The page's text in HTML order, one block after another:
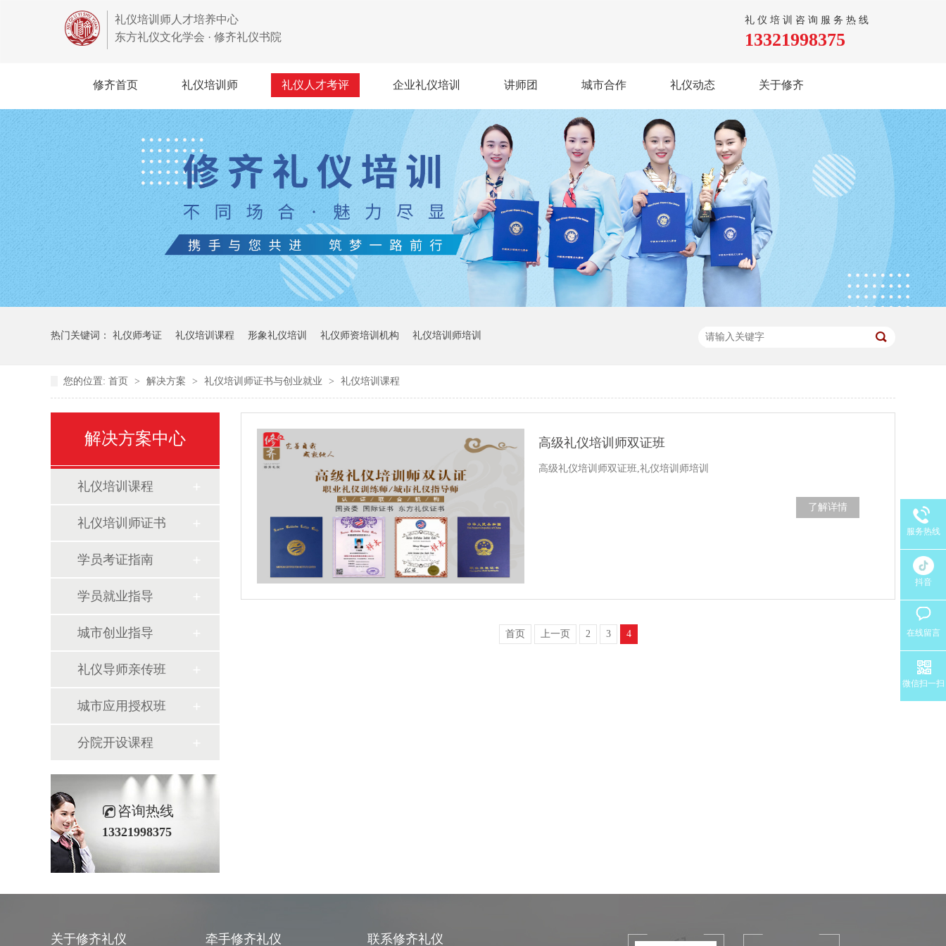
礼仪培训师人才培养中心
东方礼仪文化学会 · 修齐礼仪书院
礼仪培训咨询服务热线
13321998375
修齐首页 礼仪培训师 礼仪人才考评 企业礼仪培训 讲师团 城市合作 礼仪动态 关于修齐
热门关键词： 礼仪师考证 礼仪培训课程 形象礼仪培训 礼仪师资培训机构 礼仪培训师培训
您的位置: 首页 > 解决方案 > 礼仪培训师证书与创业就业 > 礼仪培训课程
解决方案中心
礼仪培训课程
礼仪培训师证书
学员考证指南
学员就业指导
城市创业指导
礼仪导师亲传班
城市应用授权班
分院开设课程
咨询热线
13321998375
高级礼仪培训师双证班
高级礼仪培训师双证班,礼仪培训师培训
了解详情
首页 上一页 2 3 4
关于修齐礼仪 牵手修齐礼仪 联系修齐礼仪
服务热线
抖音
在线留言
微信扫一扫